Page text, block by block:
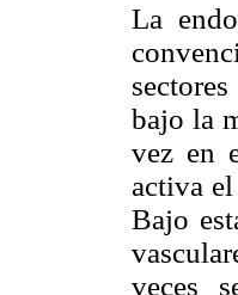
La
bajo la
vez en
activa
Bajo
veces